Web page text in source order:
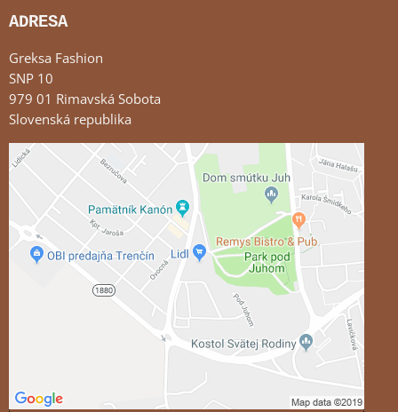
ADRESA
Greksa Fashion
SNP 10
979 01 Rimavská Sobota
Slovenská republika
Externý obsah je blokovaný Voľbami súkromia
Prajete si načítať externý obsah?
Povoliť tentokrát
Povoliť a zapamätať - súhlas s druhom cookie:
Funkčné
Otvoriť obsah v novom okne